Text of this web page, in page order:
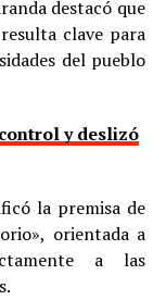
destacó que
clave para
del pueblo
y deslizó
la premisa de
orientada a
a las